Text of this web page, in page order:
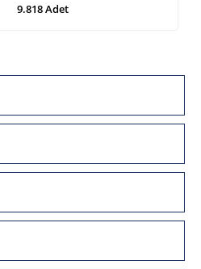
9.818 Adet